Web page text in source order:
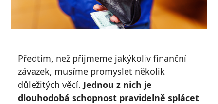
Předtím, než přijmeme jakýkoliv finanční
závazek, musíme promyslet několik
důležitých věcí. Jednou z nich je
dlouhodobá schopnost pravidelně splácet